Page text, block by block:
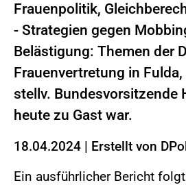
Frauenpolitik,
- Strategien gegen
Belästigung: Themen der
Frauenvertretung in
stellv. Bundesvorsitzende
heute zu Gast war.
18.04.2024 | Erstellt von
Ein ausführlicher Bericht